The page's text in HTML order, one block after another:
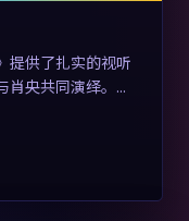
提供了扎实的视听
央共同演绎。影
外壳包裹对现实规
人物关系与情节反
电影」的用户。